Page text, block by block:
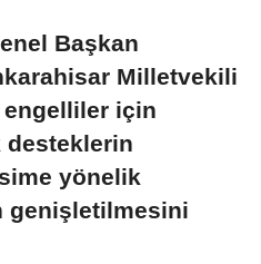
Başkan
Milletvekili
engelliler için
desteklerin
yönelik
genişletilmesini